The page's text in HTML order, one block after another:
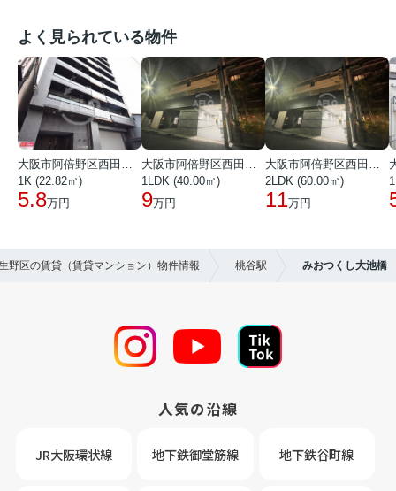
よく見られている物件
大阪市阿倍野区西田辺町１丁目
1K (22.82㎡)
5.8万円
大阪市阿倍野区西田辺町１丁目
1LDK (40.00㎡)
9万円
大阪市阿倍野区西田辺町１丁目
2LDK (60.00㎡)
11万円
野区の賃貸（賃貸マンション）物件情報 桃谷駅 みおつくし大池橋
人気の沿線
JR大阪環状線 地下鉄御堂筋線 地下鉄谷町線